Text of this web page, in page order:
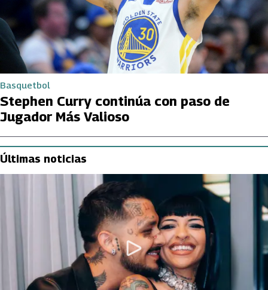
Basquetbol
Stephen Curry continúa con paso de
Jugador Más Valioso
Últimas noticias